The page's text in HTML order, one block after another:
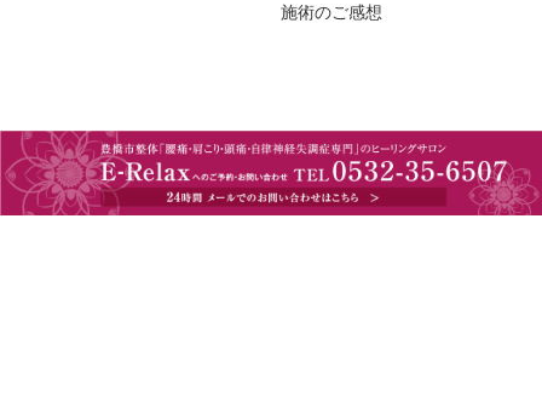
施術のご感想